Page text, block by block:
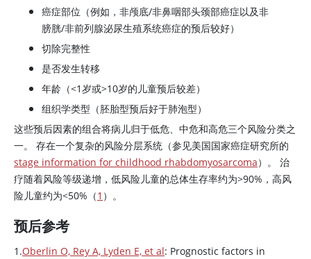
癌症部位（例如，非颅底/非鼻咽部头颈部癌症以及非
膀胱/非前列腺泌尿生殖系统癌症的预后较好）
切除完整性
是否发生转移
年龄（<1岁或>10岁的儿童预后较差）
组织学类型（胚胎型预后好于肺泡型）
这些预后因素的组合将病儿归于低危、中危和高危三个风险分类之
一。 存在一个复杂的风险分层系统（参见美国国家癌症研究所的
stage information for childhood rhabdomyosarcoma）。 治
疗随着风险等级递增，低风险儿童的总体生存率约为>90%，高风
险儿童约为<50%（1 ）。
预后参考
1.Oberlin O, Rey A, Lyden E, et al: Prognostic factors in